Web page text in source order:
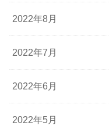
2022年8月
2022年7月
2022年6月
2022年5月